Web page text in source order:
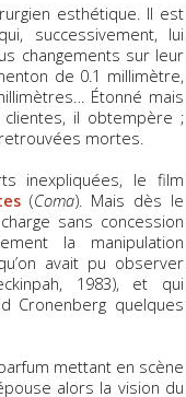
esthétique. Il est
successivement, lui
changements sur leur
de 0.1 millimètre,
Étonné mais
il obtempère ;
mortes.
inexpliquées, le film
(Coma). Mais dès le
sans concession
la manipulation
avait pu observer
1983), et qui
Cronenberg quelques
mettant en scène
alors la vision du